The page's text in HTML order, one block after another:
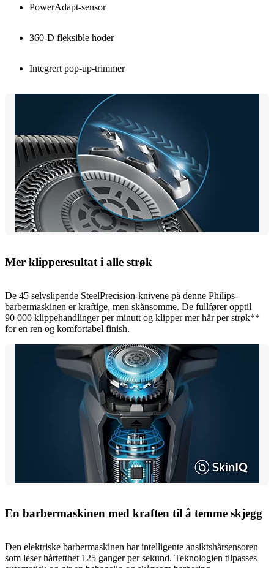
PowerAdapt-sensor
360-D fleksible hoder
Integrert pop-up-trimmer
Mer klipperesultat i alle strøk
De 45 selvslipende SteelPrecision-knivene på denne Philips-
barbermaskinen er kraftige, men skånsomme. De fullfører opptil
90 000 klippehandlinger per minutt og klipper mer hår per strøk**
for en ren og komfortabel finish.
En barbermaskinen med kraften til å temme skjegg
Den elektriske barbermaskinen har intelligente ansiktshårsensoren
som leser hårtetthet 125 ganger per sekund. Teknologien tilpasses